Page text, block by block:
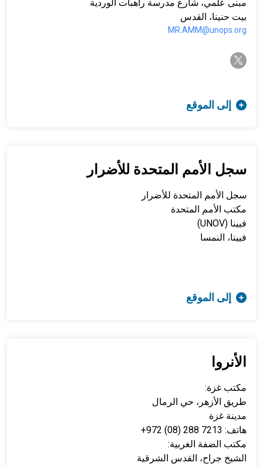
مبنى عَلَمي، شارع مدرسة راهبات الوردية
بيت حنينا، القدس
MR.AMM@unops.org
twitter-x
إلى الموقع
سجل الأمم المتحدة للأضرار
سجل الأمم المتحدة للأضرار
مكتب الأمم المتحدة
فيينا (UNOV)
فيينا، النمسا
إلى الموقع
الأنروا
مكتب غزة:
طريق الأزهر، حي الرمال
مدينة غزة
هاتف: 7213 288 (08) 972+
مكتب الضفة الغربية:
الشيخ جراح، القدس الشرقية